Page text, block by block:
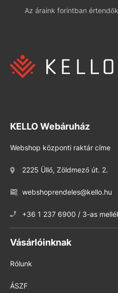
Az áraink forintban
KELLO Webáruház
Webshop központi raktár címe
2225 Üllő, Zöldmező út. 2.
webshoprendeles@kello.hu
+36 1 237 6900 / 3-as
Vásárlóinknak
Rólunk
ÁSZF